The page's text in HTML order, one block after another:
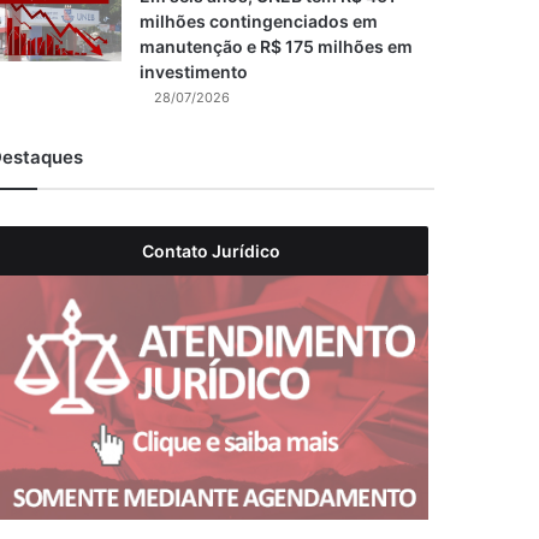
milhões contingenciados em
manutenção e R$ 175 milhões em
investimento
28/07/2026
Contato Jurídico